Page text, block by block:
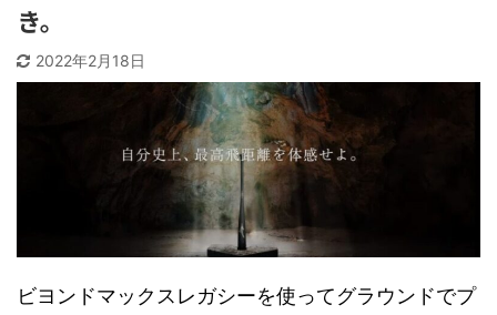
き。
2022年2月18日
ビヨンドマックスレガシーを使ってグラウンドでプ